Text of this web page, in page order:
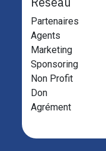
Partenaires
Agents
Marketing
Sponsoring
Non Profit
Don
Agrément